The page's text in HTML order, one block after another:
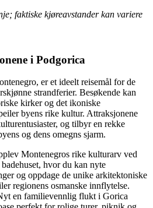
faktiske kjøreavstander kan variere
i Podgorica
er et ideelt reisemål for de
strandferier. Besøkende kan
kirker og det ikoniske
byens rike kultur. Attraksjonene
og tilbyr en rekke
og dens omegns sjarm.
Montenegros rike kulturarv ved
hvor du kan nyte
og oppdage de unike arkitektoniske
regionens osmanske innflytelse.
en familievennlig flukt i Gorica